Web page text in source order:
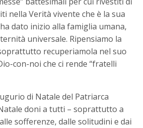
nella Verità vivente che è la sua
dato inizio alla famiglia umana,
universale. Ripensiamo la
recuperiamola nel suo
con-noi che ci rende “fratelli
di Natale del Patriarca
doni a tutti – soprattutto a
sofferenze, dalle solitudini e dai